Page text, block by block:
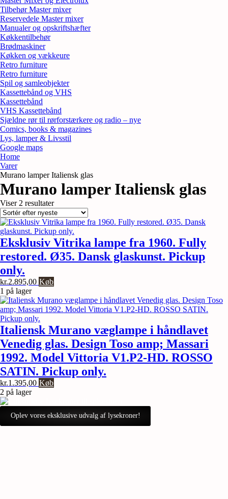
Tilbehør Master mixer
Reservedele Master mixer
Manualer og opskriftshæfter
Køkkentilbehør
Brødmaskiner
Køkken og vækkeure
Retro furniture
Retro furniture
Spil og samleobjekter
Kassettebånd og VHS
Kassettebånd
VHS Kassettebånd
Sjældne rør til rørforstærkere og radio – nye
Comics, books & magazines
Lys, lamper & Livsstil
Google maps
Home
Varer
Murano lamper Italiensk glas
Murano lamper Italiensk glas
Viser 2 resultaterSorteret
efter
seneste
Eksklusiv Vitrika lampe fra 1960. Fully
restored. Ø35. Dansk glaskunst. Pickup
only.
kr.2.895,00 Køb
1 på lager
Italiensk Murano væglampe i håndlavet
Venedig glas. Design Toso amp; Massari
1992. Model Vittoria V1.P2-HD. ROSSO
SATIN. Pickup only.
kr.1.395,00 Køb
2 på lager
Oplev vores eksklusive udvalg af lysekroner!